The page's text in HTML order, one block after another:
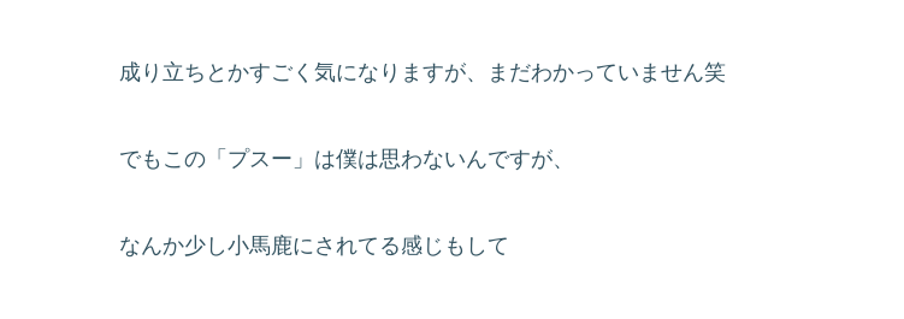
成り立ちとかすごく気になりますが、まだわかっていません笑
でもこの「プスー」は僕は思わないんですが、
なんか少し小馬鹿にされてる感じもして